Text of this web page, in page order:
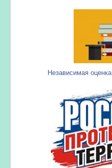
Независимая